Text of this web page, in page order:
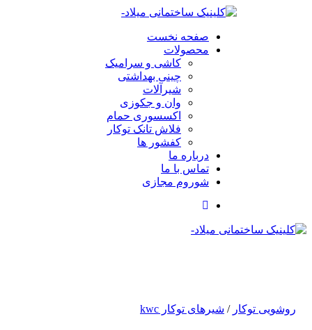
صفحه نخست
محصولات
کاشی و سرامیک
چینی بهداشتی
شیرآلات
وان و جکوزی
اکسسوری حمام
فلاش تانک توکار
کفشور ها
درباره ما
تماس با ما
شوروم مجازی
روشویی توکار/شیرهای توکار kwc